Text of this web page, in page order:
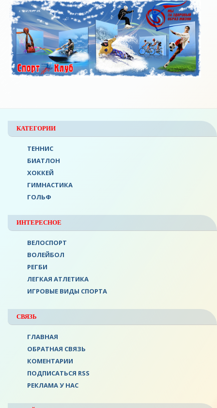
КАТЕГОРИИ
ТЕННИС
БИАТЛОН
ХОККЕЙ
ГИМНАСТИКА
ГОЛЬФ
ИНТЕРЕСНОЕ
ВЕЛОСПОРТ
ВОЛЕЙБОЛ
РЕГБИ
ЛЕГКАЯ АТЛЕТИКА
ИГРОВЫЕ ВИДЫ СПОРТА
СВЯЗЬ
ГЛАВНАЯ
ОБРАТНАЯ СВЯЗЬ
КОМЕНТАРИИ
ПОДПИСАТЬСЯ RSS
РЕКЛАМА У НАС